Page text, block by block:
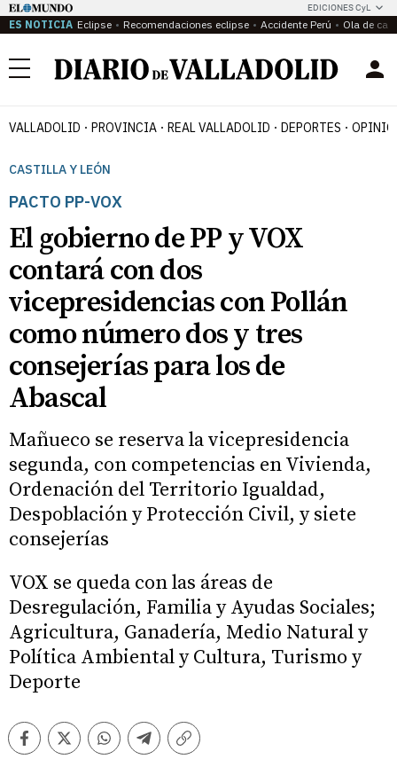
EDICIONES CyL
ES NOTICIA Eclipse Recomendaciones eclipse Accidente Perú Ola de
Menú
VALLADOLID PROVINCIA REAL VALLADOLID DEPORTES
CASTILLA Y LEÓN
PACTO PP-VOX
El gobierno de PP y VOX
contará con dos
vicepresidencias con Pollán
como número dos y tres
consejerías para los de
Abascal
Mañueco se reserva la vicepresidencia
segunda, con competencias en Vivienda,
Ordenación del Territorio Igualdad,
Despoblación y Protección Civil, y siete
consejerías
VOX se queda con las áreas de
Desregulación, Familia y Ayudas Sociales;
Agricultura, Ganadería, Medio Natural y
Política Ambiental y Cultura, Turismo y
Deporte
FacebookTwitterWhatsappTelegramCopiar